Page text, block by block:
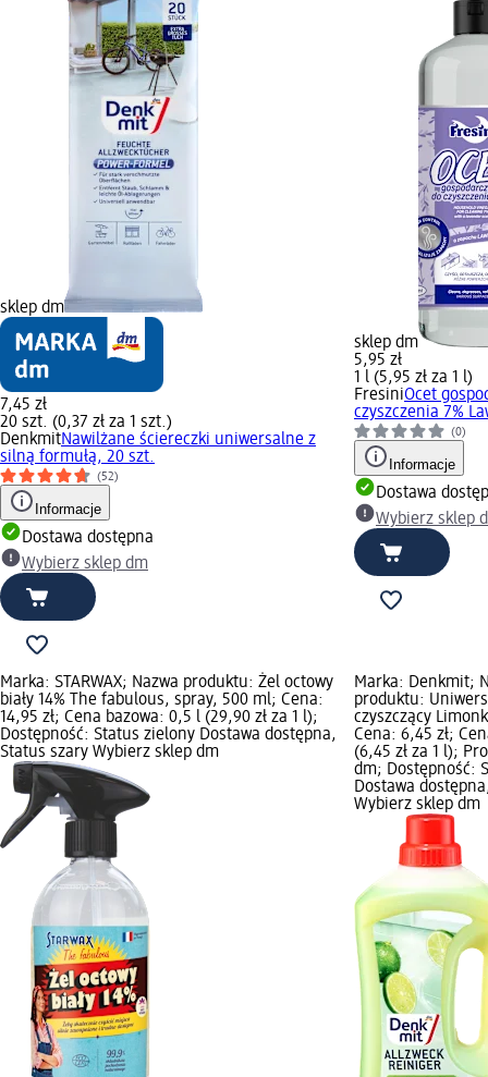
sklep dm
7,45 zł
20 szt. (0,37 zł za 1 szt.)
DenkmitNawilżane ściereczki uniwersalne z
silną formułą, 20 szt.
(52)
Informacje
Dostawa dostępna
Wybierz sklep dm
sklep dm
5,95 zł
1 l (5,95 zł za 1 l)
FresiniOcet
czyszczenia 7%
(0)
Informacje
Dostawa
Wybierz sklep
Marka: STARWAX; Nazwa produktu: Żel octowy
biały 14% The fabulous, spray, 500 ml; Cena:
14,95 zł; Cena bazowa: 0,5 l (29,90 zł za 1 l);
Dostępność: Status zielony Dostawa dostępna,
Status szary Wybierz sklep dm
Marka: Denkmit;
produktu:
czyszczący
Cena: 6,45 zł;
(6,45 zł za 1 l);
dm; Dostępność:
Dostawa
Wybierz sklep dm